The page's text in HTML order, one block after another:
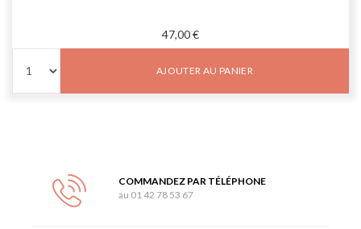
47,00 €
AJOUTER AU PANIER
COMMANDEZ PAR TÉLÉPHONE
au 01 42 78 53 67